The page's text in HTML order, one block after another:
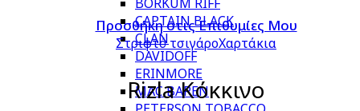
CAPTAIN BLACK
CLAN
DAVIDOFF
ERINMORE
MAC BAREN
Προσθήκη στις Επιθυμίες Μου
Στριφτό τσιγάροΧαρτάκια
Rizla Κόκκινο